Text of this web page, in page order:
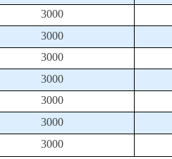
3000
3000
3000
3000
3000
3000
3000